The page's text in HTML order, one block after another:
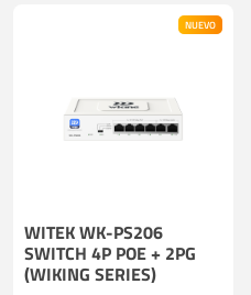
NUEVO
WITEK WK-PS206
SWITCH 4P POE + 2PG
(WIKING SERIES)